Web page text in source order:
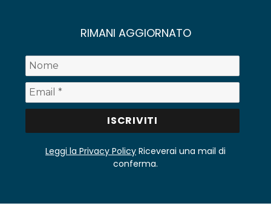
RIMANI AGGIORNATO
Leggi la Privacy Policy Riceverai una mail di
conferma.